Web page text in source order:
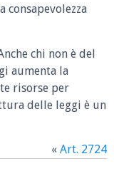
chi non è del
aumenta la
risorse per
delle leggi è un
« Art. 2724